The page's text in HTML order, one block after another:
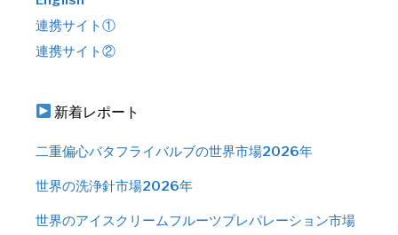
連携サイト①
連携サイト②
新着レポート
二重偏心バタフライバルブの世界市場2026年
世界の洗浄針市場2026年
世界のアイスクリームフルーツプレパレーション市場